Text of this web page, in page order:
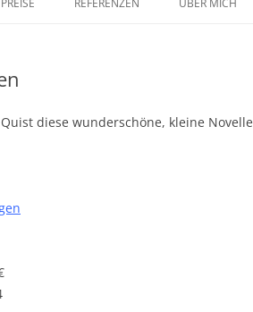
PREISE REFERENZEN
SACHBUCH
ÜBER MICH
diese wunderschöne, kleine Novelle